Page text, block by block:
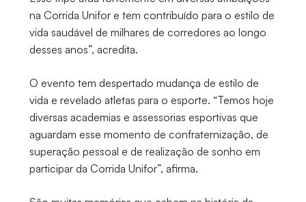
na Corrida Unifor e tem contribuído para o estilo de
vida saudável de milhares de corredores ao longo
desses anos”, acredita.
O evento tem despertado mudança de estilo de
vida e revelado atletas para o esporte. “Temos hoje
diversas academias e assessorias esportivas que
aguardam esse momento de confraternização, de
superação pessoal e de realização de sonho em
participar da Corrida Unifor”, afirma.